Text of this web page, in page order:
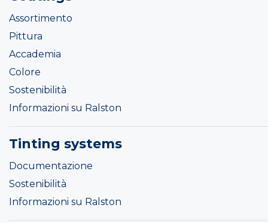
Assortimento
Pittura
Accademia
Colore
Sostenibilità
Informazioni su Ralston
Tinting systems
Documentazione
Sostenibilità
Informazioni su Ralston